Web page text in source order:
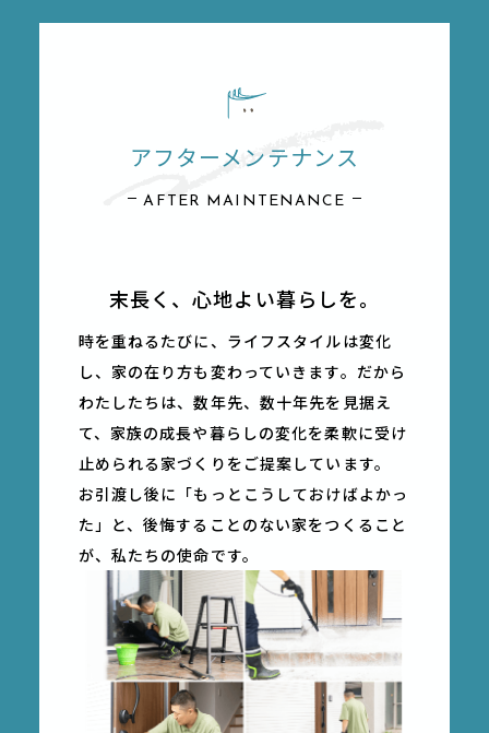
アフターメンテナンス
AFTER MAINTENANCE
末⻑く、⼼地よい暮らしを。
時を重ねるたびに、ライフスタイルは変化
し、家の在り⽅も変わっていきます。だから
わたしたちは、数年先、数⼗年先を⾒据え
て、家族の成⻑や暮らしの変化を柔軟に受け
⽌められる家づくりをご提案しています。
お引渡し後に「もっとこうしておけばよかっ
た」と、後悔することのない家をつくること
が、私たちの使命です。